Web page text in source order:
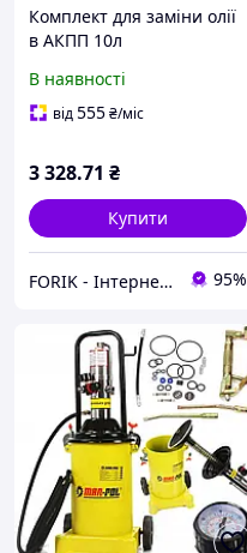
Комплект для заміни олії
в АКПП 10л
Pol M78341
В наявності
від555₴/міс
3 328.71 ₴
Купити
FORIK - Інтернет гіпермаркет 95%